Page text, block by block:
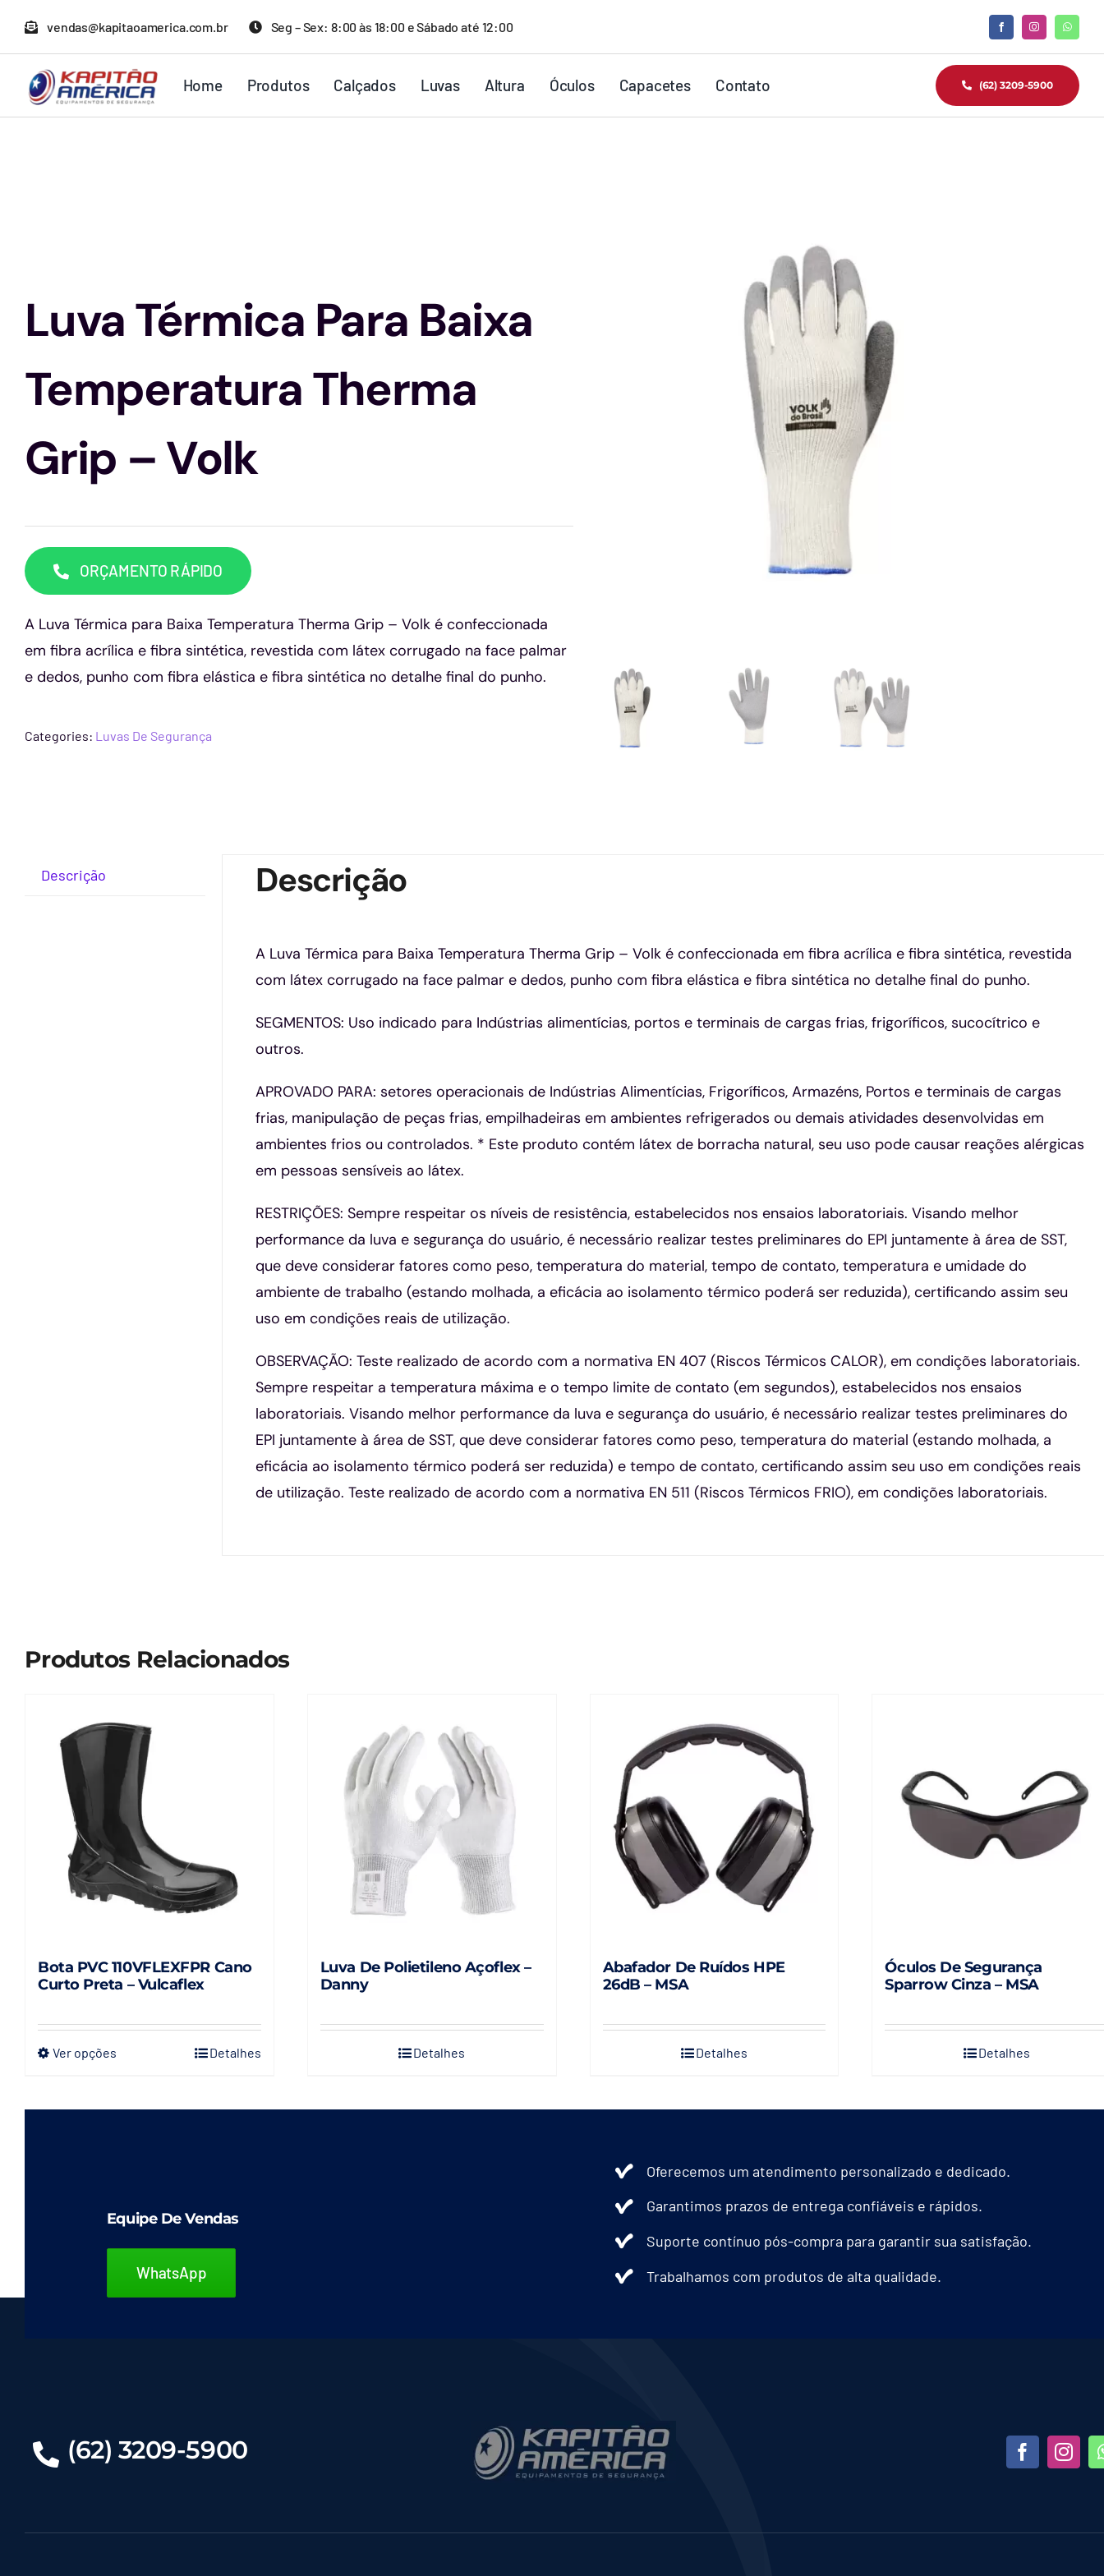
para
conteúdo
vendas@kapitaoamerica.com.br Seg – Sex: 8:00 às 18:00 e Sábado até 12:00
Home Produtos Calçados Luvas Altura Óculos Capacetes Contato (62) 3209-5900
Luva Térmica Para Baixa
Temperatura Therma
Grip – Volk
ORÇAMENTO RÁPIDO
A Luva Térmica para Baixa Temperatura Therma Grip – Volk é confeccionada
em fibra acrílica e fibra sintética, revestida com látex corrugado na face palmar
e dedos, punho com fibra elástica e fibra sintética no detalhe final do punho.
Categories: Luvas De Segurança
Descrição Descrição
A Luva Térmica para Baixa Temperatura Therma Grip – Volk é confeccionada em fibra acrílica e fibra sintética, revestida
com látex corrugado na face palmar e dedos, punho com fibra elástica e fibra sintética no detalhe final do punho.
SEGMENTOS: Uso indicado para Indústrias alimentícias, portos e terminais de cargas frias, frigoríficos, sucocítrico e
outros.
APROVADO PARA: setores operacionais de Indústrias Alimentícias, Frigoríficos, Armazéns, Portos e terminais de cargas
frias, manipulação de peças frias, empilhadeiras em ambientes refrigerados ou demais atividades desenvolvidas em
ambientes frios ou controlados. * Este produto contém látex de borracha natural, seu uso pode causar reações alérgicas
em pessoas sensíveis ao látex.
RESTRIÇÕES: Sempre respeitar os níveis de resistência, estabelecidos nos ensaios laboratoriais. Visando melhor
performance da luva e segurança do usuário, é necessário realizar testes preliminares do EPI juntamente à área de SST,
que deve considerar fatores como peso, temperatura do material, tempo de contato, temperatura e umidade do
ambiente de trabalho (estando molhada, a eficácia ao isolamento térmico poderá ser reduzida), certificando assim seu
uso em condições reais de utilização.
OBSERVAÇÃO: Teste realizado de acordo com a normativa EN 407 (Riscos Térmicos CALOR), em condições laboratoriais.
Sempre respeitar a temperatura máxima e o tempo limite de contato (em segundos), estabelecidos nos ensaios
laboratoriais. Visando melhor performance da luva e segurança do usuário, é necessário realizar testes preliminares do
EPI juntamente à área de SST, que deve considerar fatores como peso, temperatura do material (estando molhada, a
eficácia ao isolamento térmico poderá ser reduzida) e tempo de contato, certificando assim seu uso em condições reais
de utilização. Teste realizado de acordo com a normativa EN 511 (Riscos Térmicos FRIO), em condições laboratoriais.
Produtos Relacionados
Bota PVC 110VFLEXFPR Cano
Curto Preta – Vulcaflex
Ver opçõesEste
podem
ser
escolhidas
na
Detalhes
Luva De Polietileno Açoflex –
Danny
Detalhes
Abafador De Ruídos HPE
26dB – MSA
Detalhes
Óculos De Segurança
Sparrow Cinza – MSA
Detalhes
Equipe De Vendas
WhatsApp
Oferecemos um atendimento personalizado e dedicado.
Garantimos prazos de entrega confiáveis e rápidos.
Suporte contínuo pós-compra para garantir sua satisfação.
Trabalhamos com produtos de alta qualidade.
(62) 3209-5900